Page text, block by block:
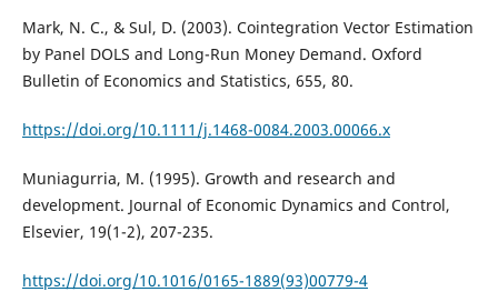
Mark, N. C., & Sul, D. (2003). Cointegration Vector Estimation
by Panel DOLS and Long-Run Money Demand. Oxford
Bulletin of Economics and Statistics, 655, 80.
https://doi.org/10.1111/j.1468-0084.2003.00066.x
Muniagurria, M. (1995). Growth and research and
development. Journal of Economic Dynamics and Control,
Elsevier, 19(1-2), 207-235.
https://doi.org/10.1016/0165-1889(93)00779-4